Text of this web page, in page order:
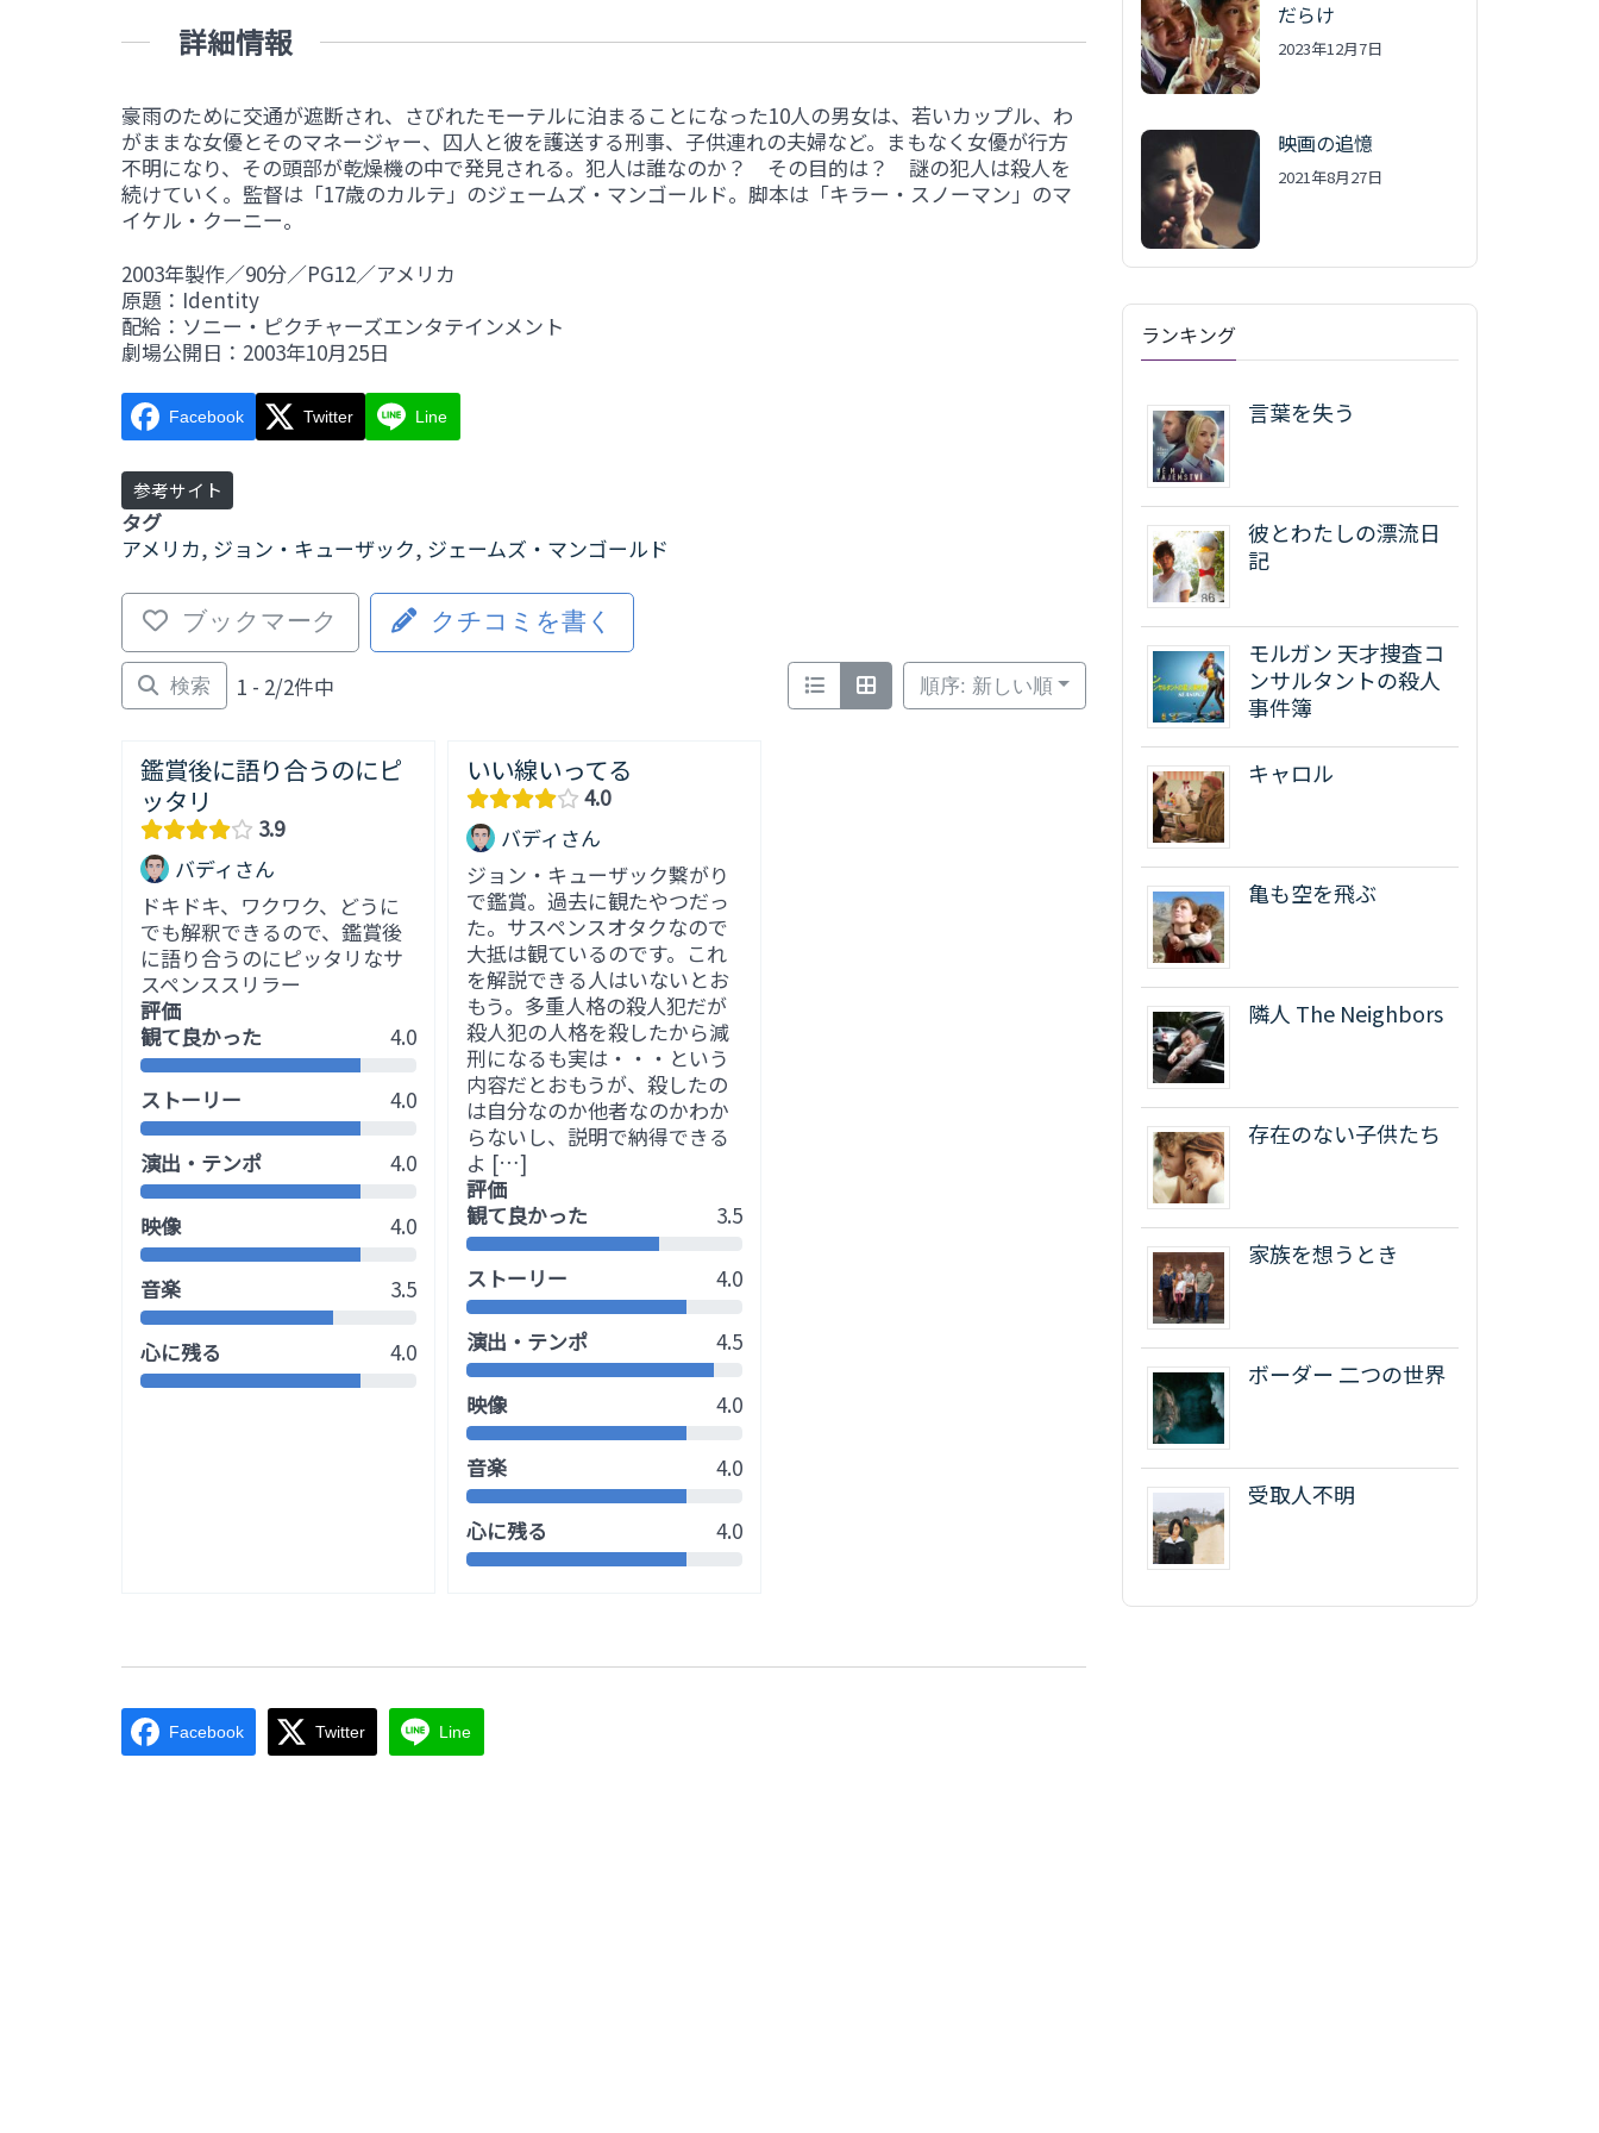
詳細情報
豪雨のために交通が遮断され、さびれたモーテルに泊まることになった10人の男女は、若いカップル、わ
がままな女優とそのマネージャー、囚人と彼を護送する刑事、子供連れの夫婦など。まもなく女優が行方
不明になり、その頭部が乾燥機の中で発見される。犯人は誰なのか？ その目的は？ 謎の犯人は殺人を
続けていく。監督は「17歳のカルテ」のジェームズ・マンゴールド。脚本は「キラー・スノーマン」のマ
イケル・クーニー。
2003年製作／90分／PG12／アメリカ
原題：Identity
配給：ソニー・ピクチャーズエンタテインメント
劇場公開日：2003年10月25日
Facebook Twitter Line
参考サイト
タグ
アメリカ, ジョン・キューザック, ジェームズ・マンゴールド
ブックマーク クチコミを書く
検索 1 - 2/2件中 順序: 新しい順
鑑賞後に語り合うのにピ
ッタリ
3.9
バディさん
ドキドキ、ワクワク、どうに
でも解釈できるので、鑑賞後
に語り合うのにピッタリなサ
スペンススリラー
評価
観て良かった
4.0
ストーリー 4.0
演出・テンポ 4.0
映像 4.0
音楽 3.5
心に残る 4.0
いい線いってる
4.0
バディさん
ジョン・キューザック繋がり
で鑑賞。過去に観たやつだっ
た。サスペンスオタクなので
大抵は観ているのです。これ
を解説できる人はいないとお
もう。多重人格の殺人犯だが
殺人犯の人格を殺したから減
刑になるも実は・・・という
内容だとおもうが、殺したの
は自分なのか他者なのかわか
らないし、説明で納得できる
よ […]
評価
観て良かった
3.5
ストーリー 4.0
演出・テンポ 4.5
映像 4.0
音楽 4.0
心に残る 4.0
Facebook Twitter Line
だらけ
2023年12月7日
映画の追憶
2021年8月27日
ランキング
言葉を失う
彼とわたしの漂流日
記
モルガン 天才捜査コ
ンサルタントの殺人
事件簿
キャロル
亀も空を飛ぶ
隣人 The Neighbors
存在のない子供たち
家族を想うとき
ボーダー 二つの世界
受取人不明